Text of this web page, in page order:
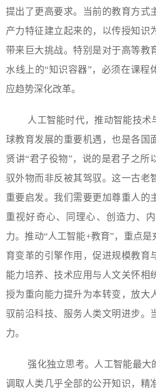
提出了更高要求。当前的教育方式
产力特征建立起来的，以传授知识
带来巨大挑战。特别是对于高等教
水线上的“知识容器”，必须在课程
应趋势深化改革。
人工智能时代，推动智能技术
球教育发展的重要机遇，也是各国
贤讲“君子役物”，说的是君子之所
驭外物而非反被其驾驭。这一古老
重要启发。我们需要更加尊重人的
重视好奇心、同理心、创造力、
力。推动“人工智能+教育”，重点
育变革的引擎作用，促进规模教育
能力培养、技术应用与人文关怀相
授为重向能力提升为本转变，放大
驭前沿科技、服务人类文明进步。
力。
强化独立思考。人工智能最大
调取人类几乎全部的公开知识，精